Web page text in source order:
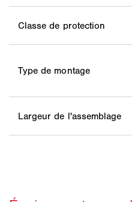
Classe de protection
Type de montage
Largeur de l'assemblage